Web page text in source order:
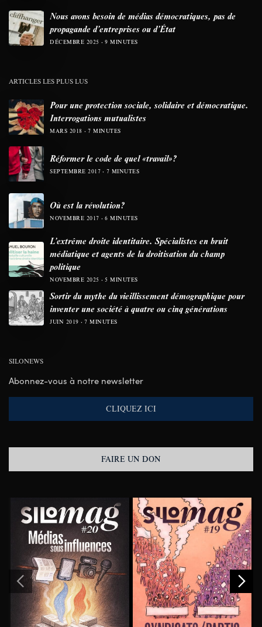
Nous avons besoin de médias démocratiques, pas de
propagande d’entreprises ou d’État
DÉCEMBRE 2025 9 MINUTES
ARTICLES LES PLUS LUS
Pour une protection sociale, solidaire et démocratique.
Interrogations mutualistes
MARS 2018 7 MINUTES
Réformer le code de quel «travail»?
SEPTEMBRE 2017 7 MINUTES
Où est la révolution?
NOVEMBRE 2017 6 MINUTES
L’extrême droite identitaire. Spécialistes en bruit
médiatique et agents de la droitisation du champ
politique
NOVEMBRE 2025 5 MINUTES
Sortir du mythe du vieillissement démographique pour
inventer une société à quatre ou cinq générations
JUIN 2019 7 MINUTES
SILONEWS
Abonnez-vous à notre newsletter
CLIQUEZ ICI
FAIRE UN DON